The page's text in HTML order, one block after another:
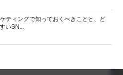
ティングで知っておくべきことと、ど
いSN...